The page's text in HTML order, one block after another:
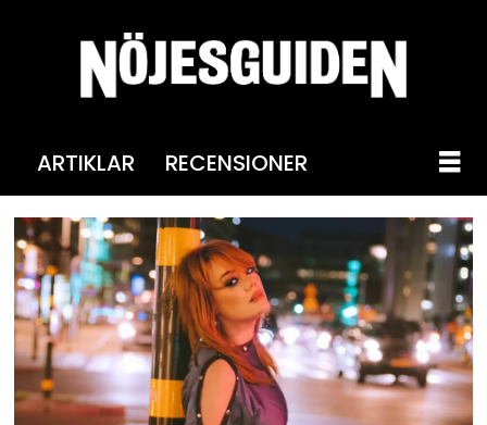
ARTIKLAR RECENSIONER